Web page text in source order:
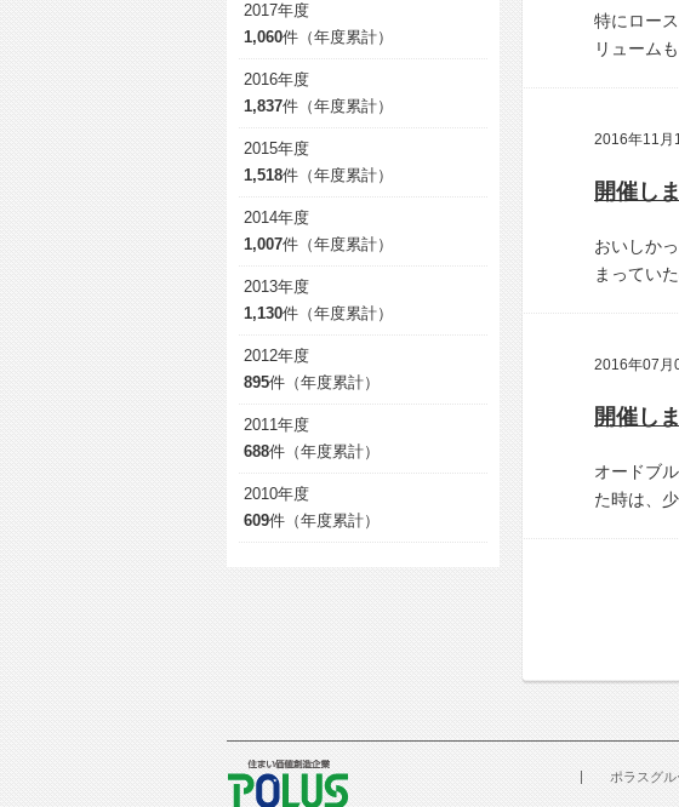
特にロー
リューム
2016年11
おいしか
まってい
2016年07
オードブ
た時は、
2017年度
1,060件（年度累計）
2016年度
1,837件（年度累計）
2015年度
1,518件（年度累計）
2014年度
1,007件（年度累計）
2013年度
1,130件（年度累計）
2012年度
895件（年度累計）
2011年度
688件（年度累計）
2010年度
609件（年度累計）
ポラスグ